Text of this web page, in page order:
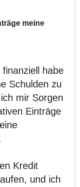
meine
habe
Schulden zu
mir Sorgen
Einträge
Kredit
und ich